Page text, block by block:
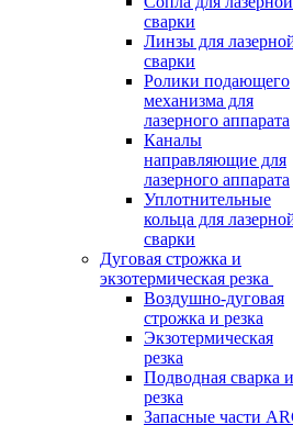
сварки
Линзы для
сварки
Ролики подающего
механизма для
лазерного аппарата
Каналы
направляющие для
лазерного аппарата
Уплотнительные
кольца для
сварки
Дуговая строжка и
экзотермическая резка
Воздушно-дуговая
строжка и резка
Экзотермическая
резка
Подводная сварка и
резка
Запасные части